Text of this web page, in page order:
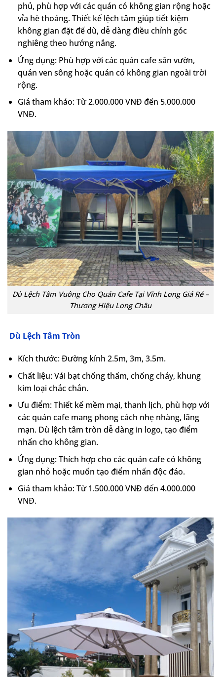
phủ, phù hợp với các quán có không gian rộng hoặc
vỉa hè thoáng. Thiết kế lệch tâm giúp tiết kiệm
không gian đặt đế dù, dễ dàng điều chỉnh góc
nghiêng theo hướng nắng.
Ứng dụng: Phù hợp với các quán cafe sân vườn,
quán ven sông hoặc quán có không gian ngoài trời
rộng.
Giá tham khảo: Từ 2.000.000 VNĐ đến 5.000.000
VNĐ.
Dù Lệch Tâm Vuông Cho Quán Cafe Tại Vĩnh Long Giá Rẻ –
Thương Hiệu Long Châu
Dù Lệch Tâm Tròn
Kích thước: Đường kính 2.5m, 3m, 3.5m.
Chất liệu: Vải bạt chống thấm, chống cháy, khung
kim loại chắc chắn.
Ưu điểm: Thiết kế mềm mại, thanh lịch, phù hợp với
các quán cafe mang phong cách nhẹ nhàng, lãng
mạn. Dù lệch tâm tròn dễ dàng in logo, tạo điểm
nhấn cho không gian.
Ứng dụng: Thích hợp cho các quán cafe có không
gian nhỏ hoặc muốn tạo điểm nhấn độc đáo.
Giá tham khảo: Từ 1.500.000 VNĐ đến 4.000.000
VNĐ.